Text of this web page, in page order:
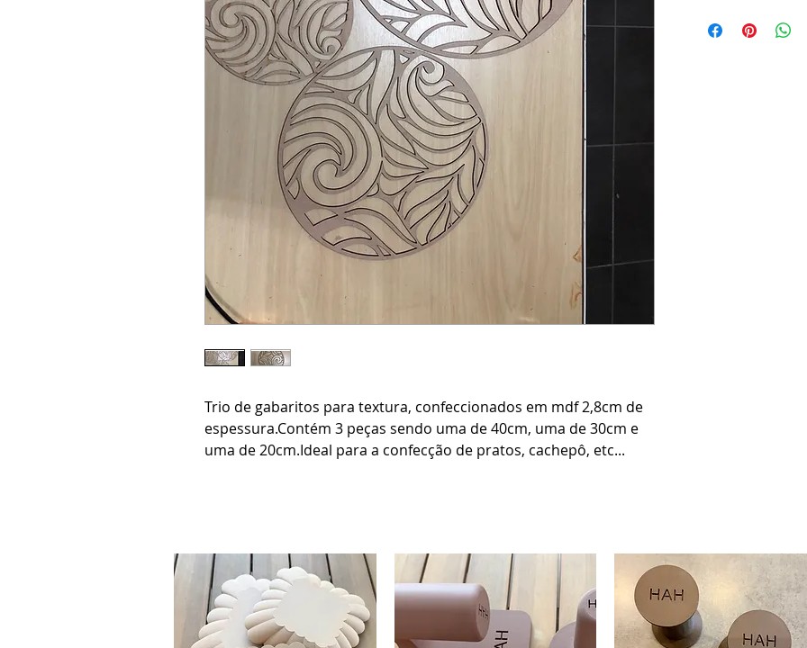
Trio de gabaritos para textura, confeccionados em mdf 2,8cm de
espessura.Contém 3 peças sendo uma de 40cm, uma de 30cm e
uma de 20cm.Ideal para a confecção de pratos, cachepô, etc...